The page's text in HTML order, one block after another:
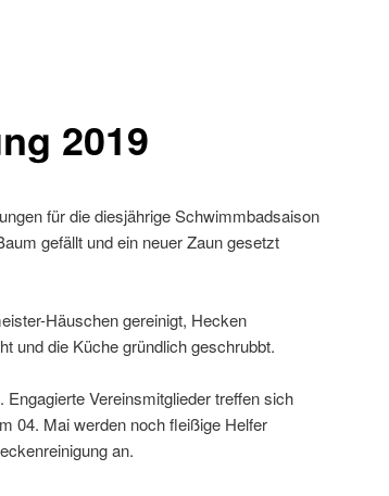
2019
für die diesjährige Schwimmbadsaison
gefällt und ein neuer Zaun gesetzt
Häuschen gereinigt, Hecken
und die Küche gründlich geschrubbt.
Vereinsmitglieder treffen sich
04. Mai werden noch fleißige Helfer
an.